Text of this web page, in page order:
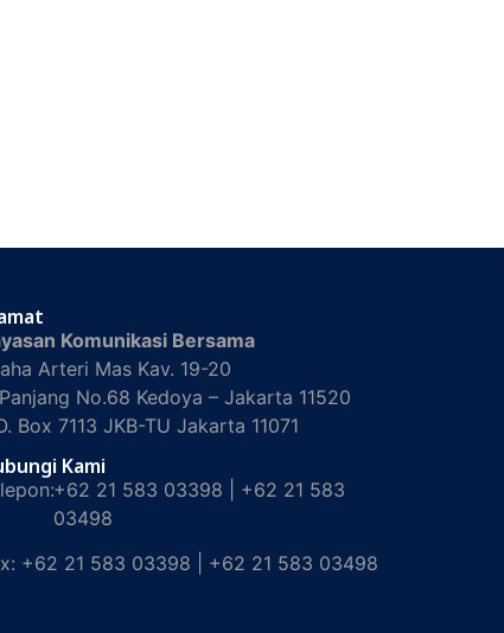
Komunikasi Bersama
Arteri Mas Kav. 19-20
No.68 Kedoya – Jakarta 11520
Box 7113 JKB-TU Jakarta 11071
Kami
+62 21 583 03398 | +62 21 583
03498
+62 21 583 03398 | +62 21 583 03498